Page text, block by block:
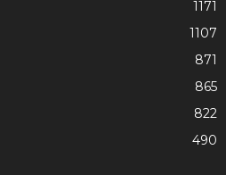
1171
1107
871
865
822
490